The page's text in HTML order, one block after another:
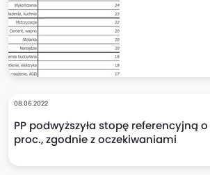
08.06.2022
PP podwyższyła stopę referencyjną
proc., zgodnie z oczekiwaniami